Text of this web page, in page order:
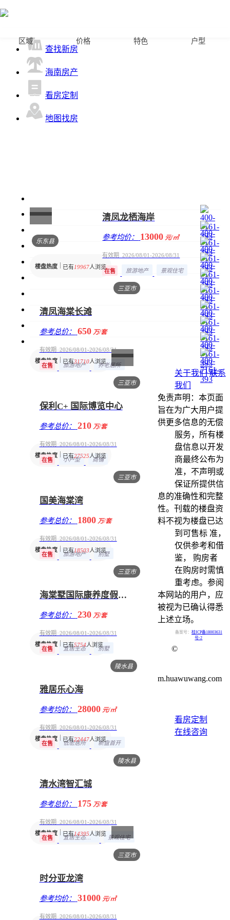
查找新房
海南房产
看房定制
地图找房
区域 价格 特色 户型
乐东县
清凤龙栖海岸
参考均价： 13000 元/㎡
有效期 2026/08/01-2026/08/31
在售 旅游地产 景观住宅
楼盘热度 已有19967人浏览
三亚市
清凤海棠长滩
参考总价： 650 万/套
有效期 2026/08/01-2026/08/31
在售 旅游地产 养老居所
楼盘热度 已有31710人浏览
三亚市
保利C+ 国际博览中心
参考总价： 210 万/套
有效期 2026/08/01-2026/08/31
在售 小户型 商铺
楼盘热度 已有27525人浏览
三亚市
国美海棠湾
参考总价： 1800 万/套
有效期 2026/08/01-2026/08/31
在售 旅游地产 别墅
楼盘热度 已有18503人浏览
三亚市
海棠墅国际康养度假中心
参考总价： 230 万/套
有效期 2026/08/01-2026/08/31
在售 宜居生态 别墅
楼盘热度 已有5754人浏览
陵水县
雅居乐心海
参考均价： 28000 元/㎡
有效期 2026/08/01-2026/08/31
在售 低密居所 新盘首开
楼盘热度 已有22447人浏览
陵水县
清水湾智汇城
参考总价： 175 万/套
有效期 2026/08/01-2026/08/31
在售 宜居生态地产 景观住宅
楼盘热度 已有14395人浏览
三亚市
时分亚龙湾
参考均价： 31000 元/㎡
有效期 2026/08/01-2026/08/31
关于我们 联系
我们
免责声明：本页面
旨在为广大用户提
供更多信息的无偿
服务，所有楼
盘信息以开发
商最终公布为
准，不声明或
保证所提供信
息的准确性和完整
性。刊载的楼盘资
料不视为楼盘已达
到可售标 准，
仅供参考和借
鉴， 购房者
在购房时需慎
重考虑。参阅
本网站的用户，应
被视为已确认得悉
上述立场。
备案号： 桂ICP备18003631
号-2
©
m.huawuwang.com
看房定制
在线咨询